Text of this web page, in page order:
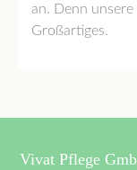
an. Denn
Großartiges.
Vivat Pflege